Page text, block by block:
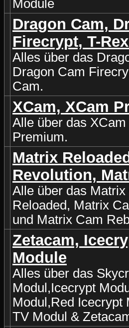
Module
Dragon Cam,
Firecrypt, T-
Alles über das
Dragon Cam
Cam.
XCam, XCam
Alle über das
Premium.
Matrix
Revolution,
Alle über das Matrix
Reloaded, Matrix
und Matrix Cam
Zetacam,
Module
Alles über das
Modul,Icecrypt
Modul,Red Icecrypt
TV Modul &